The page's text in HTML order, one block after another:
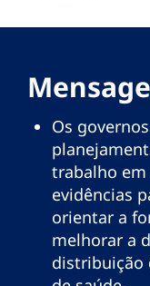
Os
trabalho
evidências
orientar a
melhorar a
distribuição